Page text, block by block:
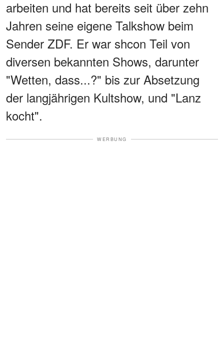
arbeiten und hat bereits seit über zehn
Jahren seine eigene Talkshow beim
Sender ZDF. Er war shcon Teil von
diversen bekannten Shows, darunter
"Wetten, dass...?" bis zur Absetzung
der langjährigen Kultshow, und "Lanz
kocht".
WERBUNG